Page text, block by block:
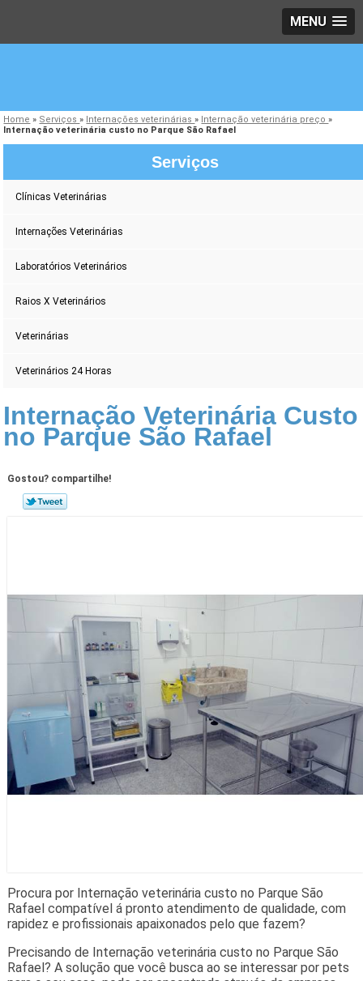
MENU
Home » Serviços» Internações veterinárias» Internação veterinária preço»
Internação veterinária custo no Parque São Rafael
Serviços
Clínicas Veterinárias
Internações Veterinárias
Laboratórios Veterinários
Raios X Veterinários
Veterinárias
Veterinários 24 Horas
Internação Veterinária Custo
no Parque São Rafael
Gostou? compartilhe!
Procura por Internação veterinária custo no Parque São
Rafael compatível á pronto atendimento de qualidade, com
rapidez e profissionais apaixonados pelo que fazem?
Precisando de Internação veterinária custo no Parque São
Rafael? A solução que você busca ao se interessar por pets